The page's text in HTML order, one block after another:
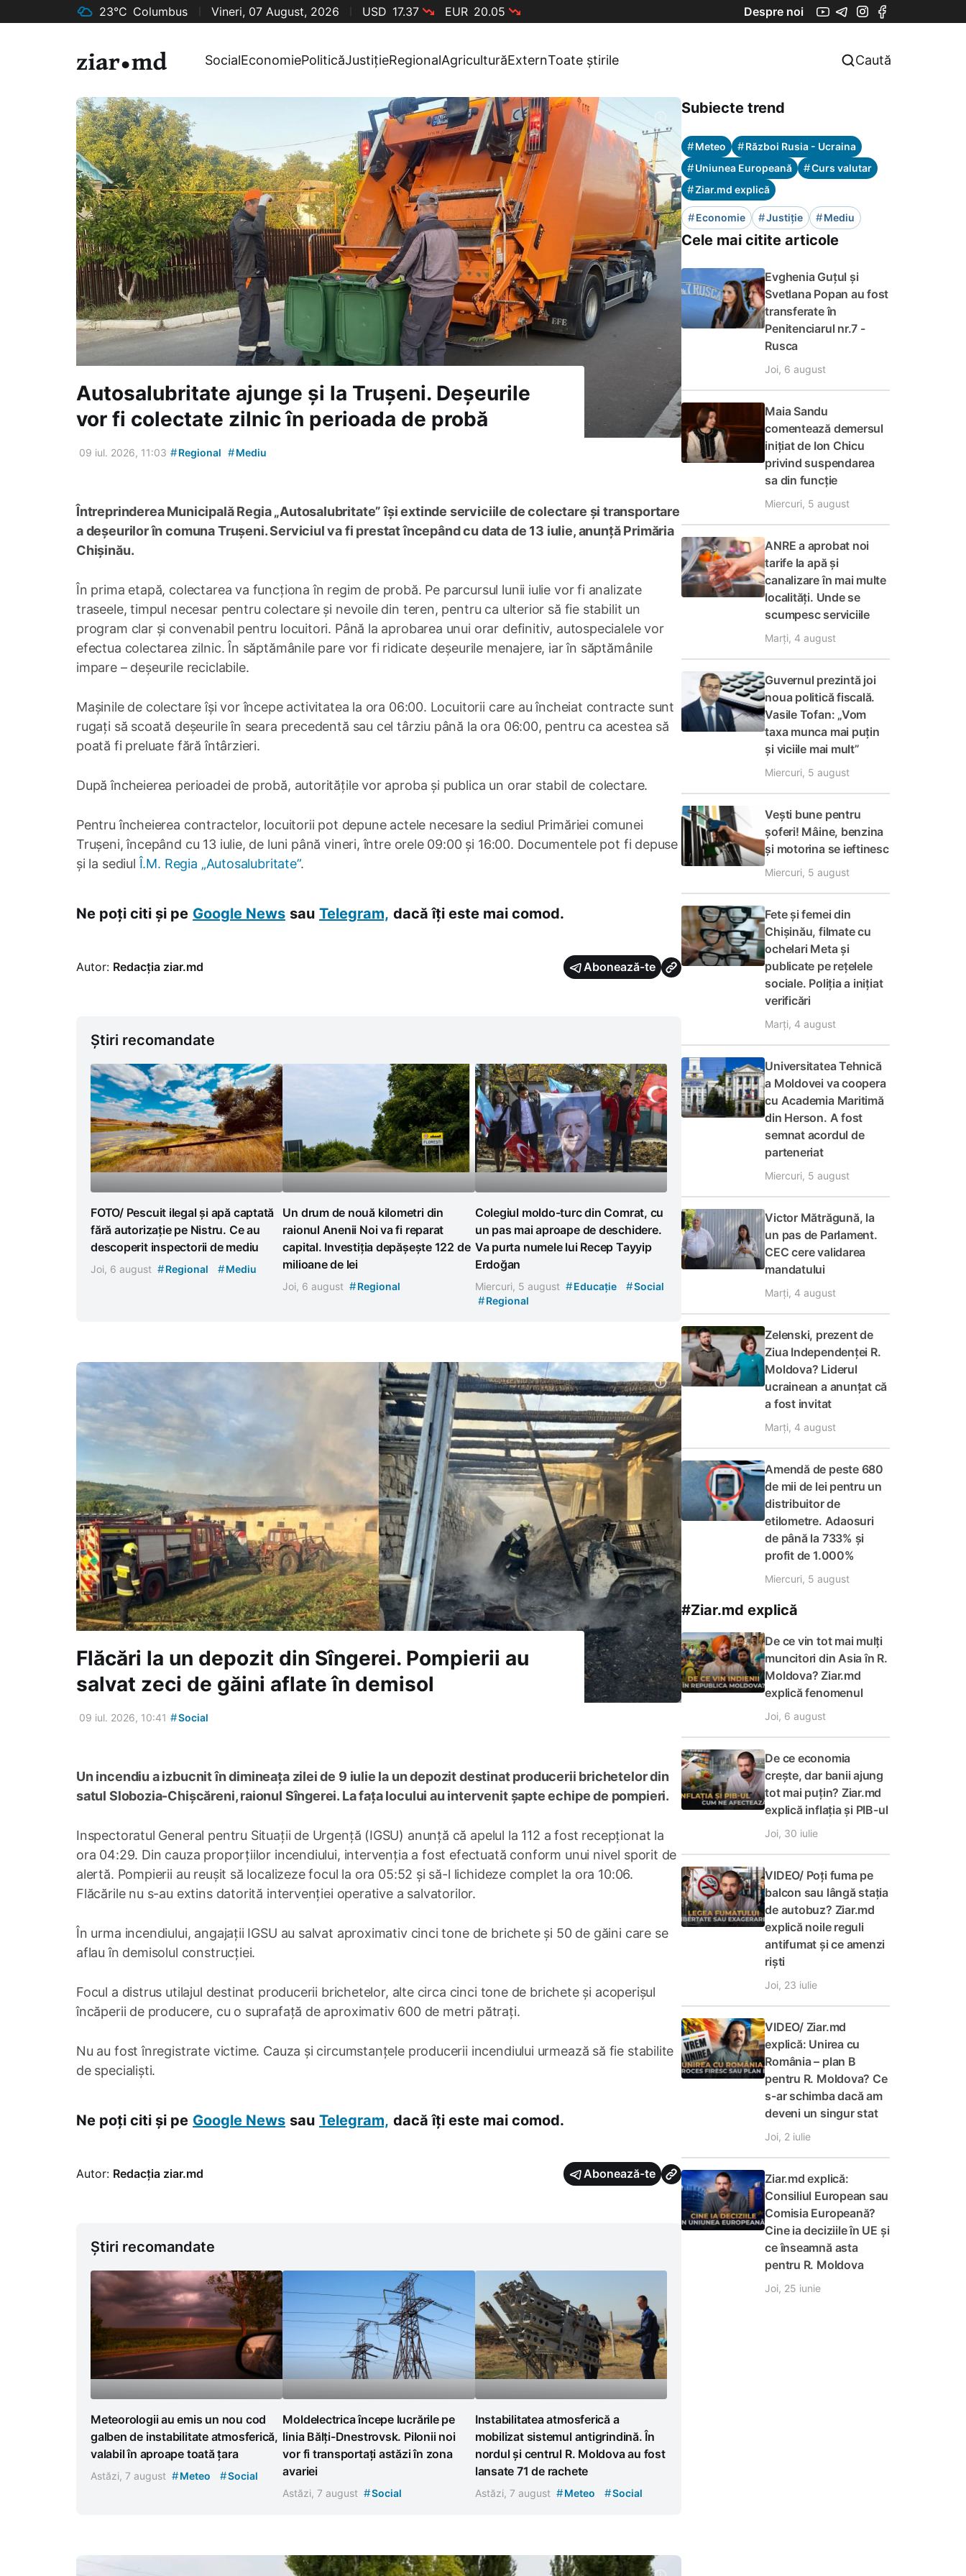
23°C Columbus Vineri, 07 August, 2026 USD 17.37 EUR 20.05 Despre noi
SocialEconomiePoliticăJustițieRegionalAgriculturăExternToate știrile Caută
Autosalubritate ajunge și la Trușeni. Deșeurile
vor fi colectate zilnic în perioada de probă
09 iul. 2026, 11:03 #Regional #Mediu
Întreprinderea Municipală Regia „Autosalubritate” își extinde serviciile de colectare și transportare
a deșeurilor în comuna Trușeni. Serviciul va fi prestat începând cu data de 13 iulie, anunță Primăria
Chișinău.
În prima etapă, colectarea va funcționa în regim de probă. Pe parcursul lunii iulie vor fi analizate
traseele, timpul necesar pentru colectare și nevoile din teren, pentru ca ulterior să fie stabilit un
program clar și convenabil pentru locuitori. Până la aprobarea unui orar definitiv, autospecialele vor
efectua colectarea zilnic. În săptămânile pare vor fi ridicate deșeurile menajere, iar în săptămânile
impare – deșeurile reciclabile.
Mașinile de colectare își vor începe activitatea la ora 06:00. Locuitorii care au încheiat contracte sunt
rugați să scoată deșeurile în seara precedentă sau cel târziu până la ora 06:00, pentru ca acestea să
poată fi preluate fără întârzieri.
După încheierea perioadei de probă, autoritățile vor aproba și publica un orar stabil de colectare.
Pentru încheierea contractelor, locuitorii pot depune actele necesare la sediul Primăriei comunei
Trușeni, începând cu 13 iulie, de luni până vineri, între orele 09:00 și 16:00. Documentele pot fi depuse
și la sediul Î.M. Regia „Autosalubritate”.
Ne poți citi și pe Google News sau Telegram, dacă îți este mai comod.
Autor: Redacția ziar.md Abonează-te
Știri recomandate
FOTO/ Pescuit ilegal și apă captată
fără autorizație pe Nistru. Ce au
descoperit inspectorii de mediu
Joi, 6 august #Regional #Mediu
Un drum de nouă kilometri din
raionul Anenii Noi va fi reparat
capital. Investiția depășește 122 de
milioane de lei
Joi, 6 august #Regional
Colegiul moldo-turc din Comrat, cu
un pas mai aproape de deschidere.
Va purta numele lui Recep Tayyip
Erdoğan
Miercuri, 5 august #Educație #Social
#Regional
Flăcări la un depozit din Sîngerei. Pompierii au
salvat zeci de găini aflate în demisol
09 iul. 2026, 10:41 #Social
Un incendiu a izbucnit în dimineața zilei de 9 iulie la un depozit destinat producerii brichetelor din
satul Slobozia-Chișcăreni, raionul Sîngerei. La fața locului au intervenit șapte echipe de pompieri.
Inspectoratul General pentru Situații de Urgență (IGSU) anunță că apelul la 112 a fost recepționat la
ora 04:29. Din cauza proporțiilor incendiului, intervenția a fost efectuată conform unui nivel sporit de
alertă. Pompierii au reușit să localizeze focul la ora 05:52 și să-l lichideze complet la ora 10:06.
Flăcările nu s-au extins datorită intervenției operative a salvatorilor.
În urma incendiului, angajații IGSU au salvat aproximativ cinci tone de brichete și 50 de găini care se
aflau în demisolul construcției.
Focul a distrus utilajul destinat producerii brichetelor, alte circa cinci tone de brichete și acoperișul
încăperii de producere, cu o suprafață de aproximativ 600 de metri pătrați.
Nu au fost înregistrate victime. Cauza și circumstanțele producerii incendiului urmează să fie stabilite
de specialiști.
Ne poți citi și pe Google News sau Telegram, dacă îți este mai comod.
Autor: Redacția ziar.md Abonează-te
Știri recomandate
Meteorologii au emis un nou cod
galben de instabilitate atmosferică,
valabil în aproape toată țara
Astăzi, 7 august #Meteo #Social
Moldelectrica începe lucrările pe
linia Bălți-Dnestrovsk. Pilonii noi
vor fi transportați astăzi în zona
avariei
Astăzi, 7 august #Social
Instabilitatea atmosferică a
mobilizat sistemul antigrindină. În
nordul și centrul R. Moldova au fost
lansate 71 de rachete
Astăzi, 7 august #Meteo #Social
Subiecte trend
#Meteo #Război Rusia - Ucraina
#Uniunea Europeană #Curs valutar
#Ziar.md explică
#Economie #Justiție #Mediu
Cele mai citite articole
Evghenia Guțul și
Svetlana Popan au fost
transferate în
Penitenciarul nr.7 -
Rusca
Joi, 6 august
Maia Sandu
comentează demersul
inițiat de Ion Chicu
privind suspendarea
sa din funcție
Miercuri, 5 august
ANRE a aprobat noi
tarife la apă și
canalizare în mai multe
localități. Unde se
scumpesc serviciile
Marți, 4 august
Guvernul prezintă joi
noua politică fiscală.
Vasile Tofan: „Vom
taxa munca mai puțin
și viciile mai mult”
Miercuri, 5 august
Vești bune pentru
șoferi! Mâine, benzina
și motorina se ieftinesc
Miercuri, 5 august
Fete și femei din
Chișinău, filmate cu
ochelari Meta și
publicate pe rețelele
sociale. Poliția a inițiat
verificări
Marți, 4 august
Universitatea Tehnică
a Moldovei va coopera
cu Academia Maritimă
din Herson. A fost
semnat acordul de
parteneriat
Miercuri, 5 august
Victor Mătrăgună, la
un pas de Parlament.
CEC cere validarea
mandatului
Marți, 4 august
Zelenski, prezent de
Ziua Independenței R.
Moldova? Liderul
ucrainean a anunțat că
a fost invitat
Marți, 4 august
Amendă de peste 680
de mii de lei pentru un
distribuitor de
etilometre. Adaosuri
de până la 733% și
profit de 1.000%
Miercuri, 5 august
#Ziar.md explică
De ce vin tot mai mulți
muncitori din Asia în R.
Moldova? Ziar.md
explică fenomenul
Joi, 6 august
De ce economia
crește, dar banii ajung
tot mai puțin? Ziar.md
explică inflația și PIB-ul
Joi, 30 iulie
VIDEO/ Poți fuma pe
balcon sau lângă stația
de autobuz? Ziar.md
explică noile reguli
antifumat și ce amenzi
riști
Joi, 23 iulie
VIDEO/ Ziar.md
explică: Unirea cu
România – plan B
pentru R. Moldova? Ce
s-ar schimba dacă am
deveni un singur stat
Joi, 2 iulie
Ziar.md explică:
Consiliul European sau
Comisia Europeană?
Cine ia deciziile în UE și
ce înseamnă asta
pentru R. Moldova
Joi, 25 iunie